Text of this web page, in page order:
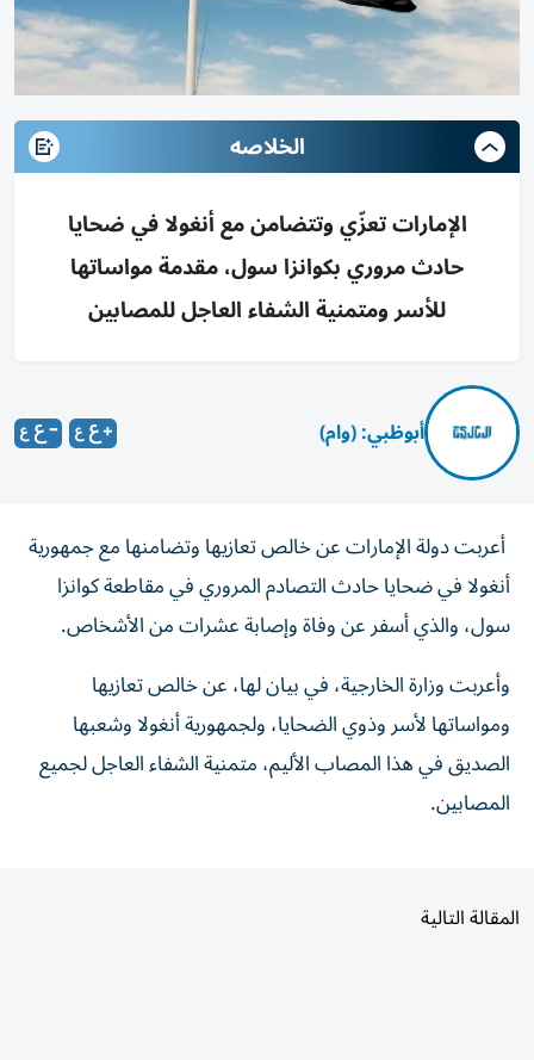
الخلاصه
الإمارات تعزّي وتتضامن مع أنغولا في ضحايا
حادث مروري بكوانزا سول، مقدمة مواساتها
للأسر ومتمنية الشفاء العاجل للمصابين
أبوظبي: (وام)
أعربت دولة الإمارات عن خالص تعازيها وتضامنها مع جمهورية
أنغولا في ضحايا حادث التصادم المروري في مقاطعة كوانزا
سول، والذي أسفر عن وفاة وإصابة عشرات من الأشخاص.
وأعربت وزارة الخارجية، في بيان لها، عن خالص تعازيها
ومواساتها لأسر وذوي الضحايا، ولجمهورية أنغولا وشعبها
الصديق في هذا المصاب الأليم، متمنية الشفاء العاجل لجميع
المصابين.
المقالة التالية